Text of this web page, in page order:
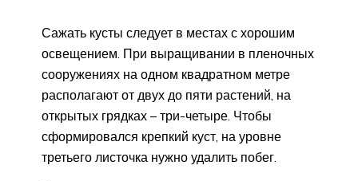
Сажать кусты следует в местах с хорошим
освещением. При выращивании в пленочных
сооружениях на одном квадратном метре
располагают от двух до пяти растений, на
открытых грядках – три-четыре. Чтобы
сформировался крепкий куст, на уровне
третьего листочка нужно удалить побег.